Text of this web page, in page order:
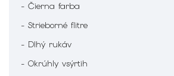
- Čierna farba
- Strieborné flitre
- Dlhý rukáv
- Okrúhly vsýrtih